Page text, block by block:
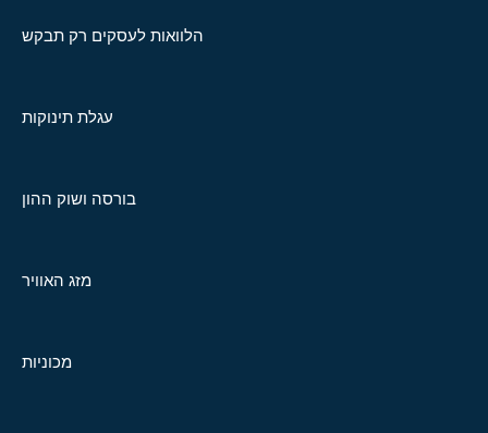
הלוואות לעסקים רק תבקש
עגלת תינוקות
בורסה ושוק ההון
מזג האוויר
מכוניות